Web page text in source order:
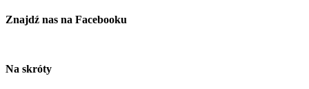
Znajdź nas na Facebooku
Na skróty